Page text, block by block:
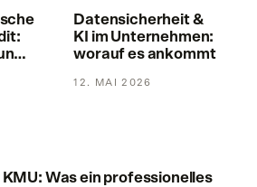
Datensicherheit &
KI im Unternehmen:
worauf es ankommt
12. MAI 2026
Was ein professionelles